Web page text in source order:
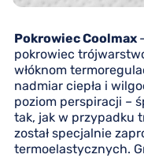
Pokrowiec Coolmax
pokrowiec
włóknom
nadmiar ciepła i
poziom perspiracji –
tak, jak w przypadku
został specjalnie
termoelastycznych.